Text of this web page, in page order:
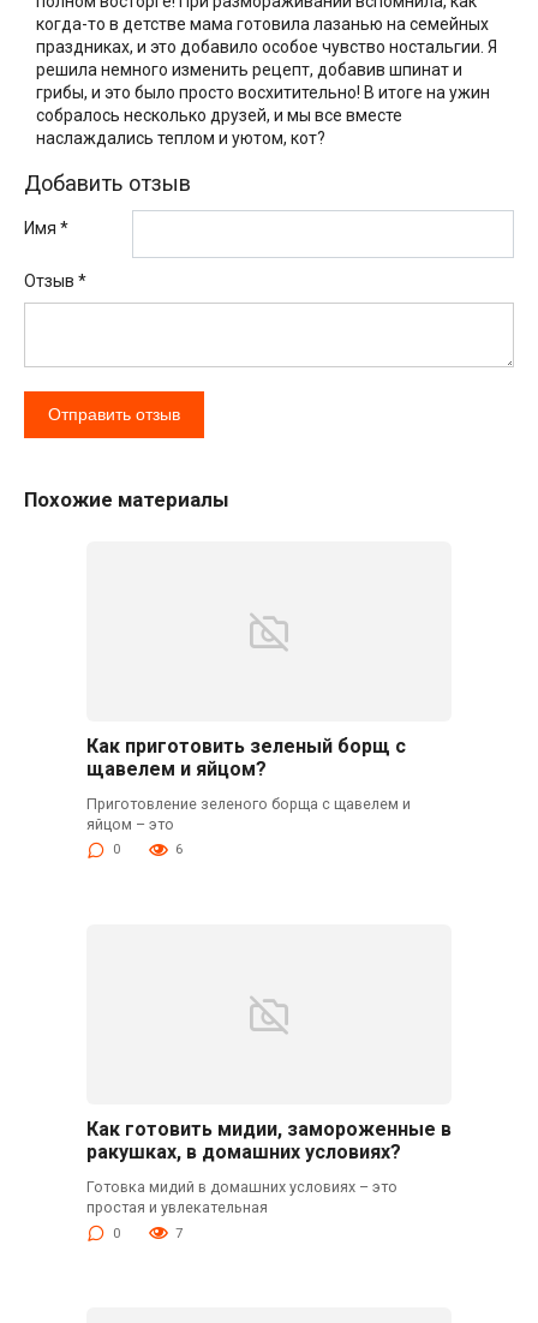
когда-то в детстве мама готовила лазанью на семейных
праздниках, и это добавило особое чувство ностальгии. Я
решила немного изменить рецепт, добавив шпинат и
грибы, и это было просто восхитительно! В итоге на ужин
собралось несколько друзей, и мы все вместе
наслаждались теплом и уютом, кот?
Добавить отзыв
Имя *
Отзыв *
Похожие материалы
Как приготовить зеленый борщ с
щавелем и яйцом?
Приготовление зеленого борща с щавелем и
яйцом – это
0 6
Как готовить мидии, замороженные в
ракушках, в домашних условиях?
Готовка мидий в домашних условиях – это
простая и увлекательная
0 7